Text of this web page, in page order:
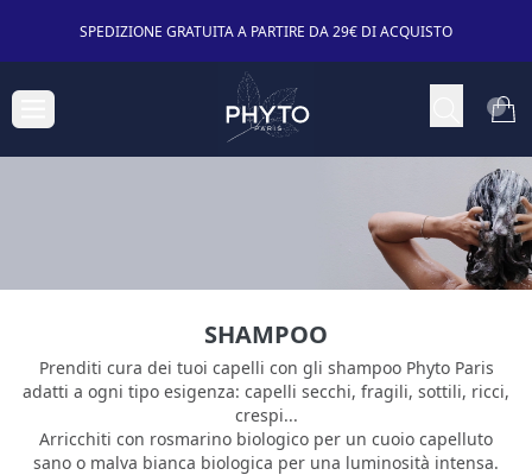
SPEDIZIONE GRATUITA A PARTIRE DA 29€ DI ACQUISTO
SHAMPOO
Prenditi cura dei tuoi capelli con gli shampoo Phyto Paris
adatti a ogni tipo esigenza: capelli secchi, fragili, sottili, ricci,
crespi...
Arricchiti con rosmarino biologico per un cuoio capelluto
sano o malva bianca biologica per una luminosità intensa.